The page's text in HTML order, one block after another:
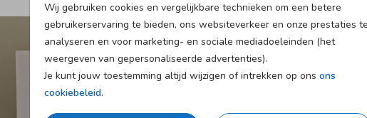
Wij gebruiken cookies en vergelijkbare technieken om een betere
gebruikerservaring te bieden, ons websiteverkeer en onze prestaties
analyseren en voor marketing- en sociale mediadoeleinden (het
weergeven van gepersonaliseerde advertenties).
Je kunt jouw toestemming altijd wijzigen of intrekken op ons ons
cookiebeleid.